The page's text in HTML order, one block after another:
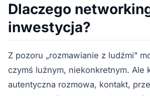
Dlaczego
inwestycja?
Z pozoru „rozmawianie z ludźmi”
czymś luźnym, niekonkretnym. Ale
autentyczna rozmowa, kontakt,